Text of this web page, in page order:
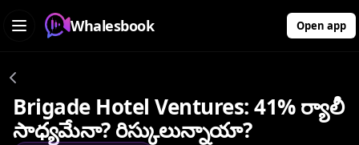
Whalesbook Open app
Brigade Hotel Ventures: 41% ర్యాలీ
సాధ్యమేనా? రిస్కులున్నాయా?